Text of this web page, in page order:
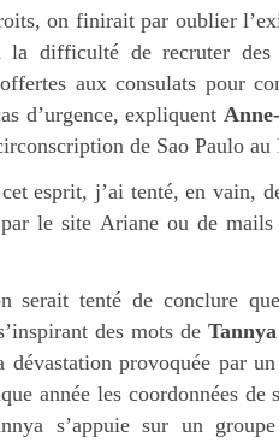
on finirait par oublier
la difficulté de recruter
aux consulats pour
d’urgence, expliquent
de Sao Paulo au
esprit, j’ai tenté, en vain,
le site Ariane ou de
serait tenté de conclure
des mots de
dévastation provoquée par
année les coordonnées
s’appuie sur un